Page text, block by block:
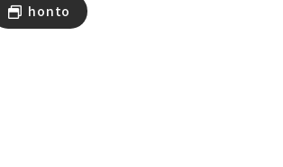
honto